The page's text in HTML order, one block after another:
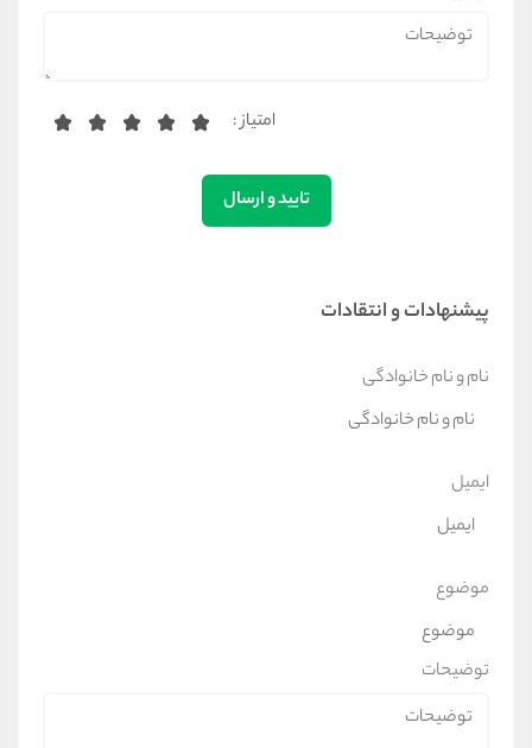
امتیاز :
تایید و ارسال
پیشنهادات و انتقادات
نام و نام خانوادگی
ایمیل
موضوع
توضیحات